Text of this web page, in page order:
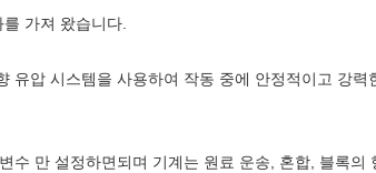
가져 왔습니다.
압 시스템을 사용하여 작동 중에 안정적이고 강
만 설정하면되며 기계는 원료 운송, 혼합, 블록의